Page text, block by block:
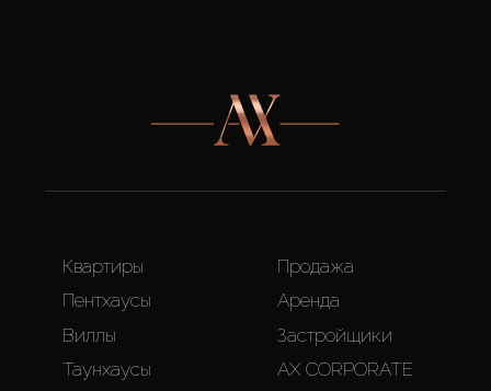
Квартиры
Пентхаусы
Виллы
Таунхаусы
Продажа
Аренда
Застройщики
AX CORPORATE